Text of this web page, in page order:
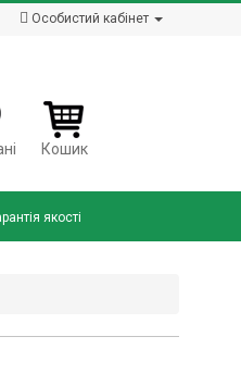
Особистий кабінет
Кошик
якості